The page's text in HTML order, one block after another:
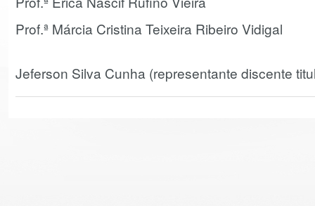
Prof.ª Márcia Cristina
Jeferson Silva Cunha (representante discente